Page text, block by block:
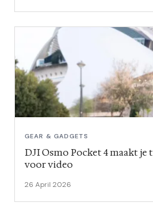
GEAR & GADGETS
DJI Osmo Pocket 4 maakt
voor video
26 April 2026